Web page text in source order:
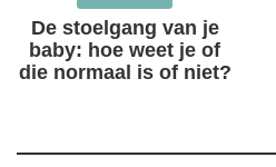
De stoelgang van je
baby: hoe weet je of
die normaal is of niet?